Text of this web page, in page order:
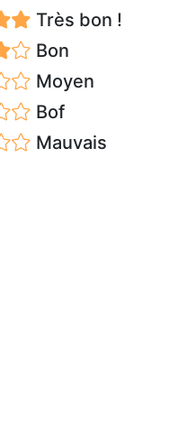
Très bon !
Bon
Moyen
Bof
Mauvais